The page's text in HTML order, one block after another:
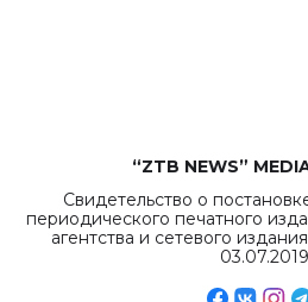
“ZTB NEWS”
Свидетельство о
периодического печатного
агентства и сетевого